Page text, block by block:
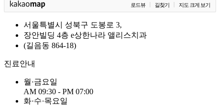
로드뷰 길찾기 지도 크게 보기
서울특별시 성북구 도봉로 3,
장안빌딩 4층 e상한나라 앨리스치과
(길음동 864-18)
진료안내
월·금요일
AM 09:30 - PM 07:00
화·수·목요일